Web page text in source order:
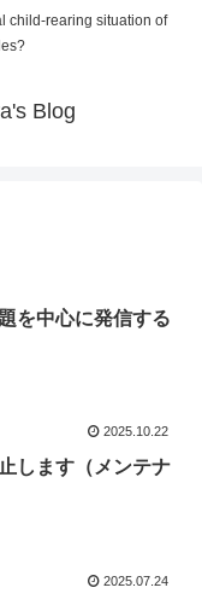
child-rearing situation of
Blog
を中心に発信する
2025.10.22
します（メンテナ
2025.07.24